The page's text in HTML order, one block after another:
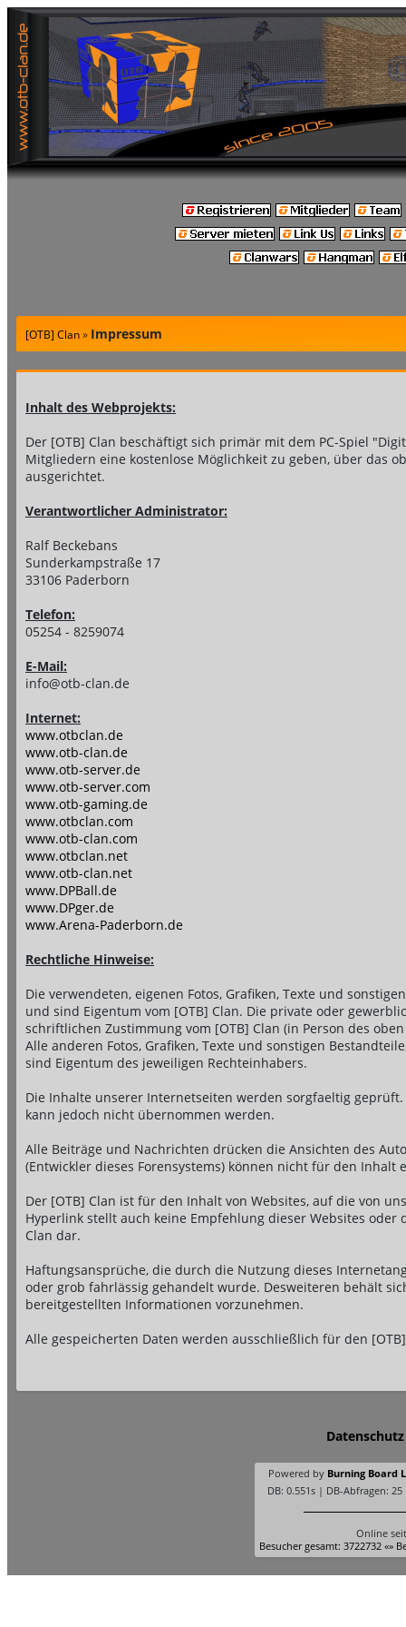
[OTB] Clan» Impressum
Inhalt des Webprojekts:
Der [OTB] Clan beschäftigt sich primär mit dem PC-Spiel
Mitgliedern eine kostenlose Möglichkeit zu geben, über das
ausgerichtet.
Verantwortlicher Administrator:
Ralf Beckebans
Sunderkampstraße 17
33106 Paderborn
Telefon:
05254 - 8259074
E-Mail:
info@otb-clan.de
Internet:
www.otbclan.de
www.otb-clan.de
www.otb-server.de
www.otb-server.com
www.otb-gaming.de
www.otbclan.com
www.otb-clan.com
www.otbclan.net
www.otb-clan.net
www.DPBall.de
www.DPger.de
www.Arena-Paderborn.de
Rechtliche Hinweise:
Die verwendeten, eigenen Fotos, Grafiken, Texte und
und sind Eigentum vom [OTB] Clan. Die private oder
schriftlichen Zustimmung vom [OTB] Clan (in Person des
Alle anderen Fotos, Grafiken, Texte und sonstigen
sind Eigentum des jeweiligen Rechteinhabers.
Die Inhalte unserer Internetseiten werden sorgfaeltig
kann jedoch nicht übernommen werden.
Alle Beiträge und Nachrichten drücken die Ansichten des
(Entwickler dieses Forensystems) können nicht für den
Der [OTB] Clan ist für den Inhalt von Websites, auf die von
Hyperlink stellt auch keine Empfehlung dieser Websites
Clan dar.
Haftungsansprüche, die durch die Nutzung dieses
oder grob fahrlässig gehandelt wurde. Desweiteren behält
bereitgestellten Informationen vorzunehmen.
Alle gespeicherten Daten werden ausschließlich für den
Datenschutz
Powered by Burning Board
DB: 0.551s | DB-Abfragen:
Online
Besucher gesamt: 3722732 «»